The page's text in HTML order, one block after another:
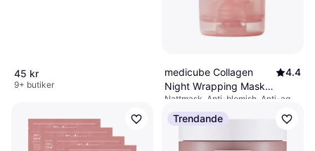
45 kr
9+ butiker
medicube Collagen
Night Wrapping Mask
75ml
4.4
Nattmask, Anti-blemish, Anti-age,
Uppstramande, Reparerande,
Kollagen, Ceramider, Hyaluronsyra
9+ butiker
Trendande